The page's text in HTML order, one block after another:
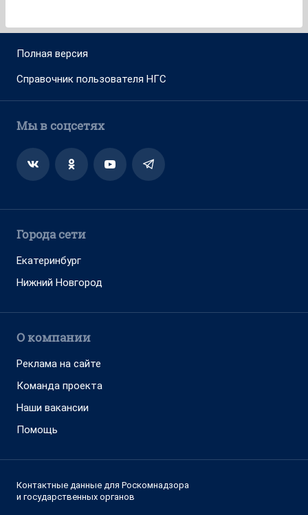
Полная версия
Справочник пользователя НГС
Мы в соцсетях
Города сети
Екатеринбург
Нижний Новгород
О компании
Реклама на сайте
Команда проекта
Наши вакансии
Помощь
Контактные данные для Роскомнадзора
и государственных органов